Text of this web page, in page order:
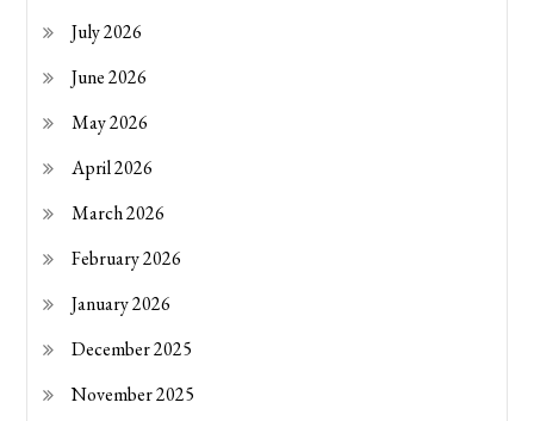
July 2026
June 2026
May 2026
April 2026
March 2026
February 2026
January 2026
December 2025
November 2025